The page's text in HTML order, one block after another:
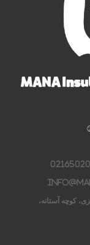
خیابان عزیزی، کوچه آستانه،